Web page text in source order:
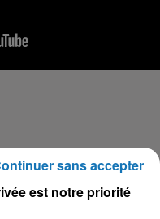
est notre priorité
sans accepter